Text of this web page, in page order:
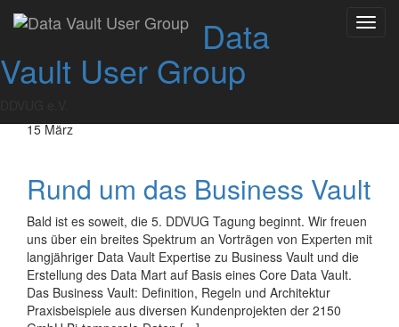
Data
Vault User Group
Tag:15. März 2017
15 März
Rund um das Business Vault
Bald ist es soweit, die 5. DDVUG Tagung beginnt. Wir freuen
uns über ein breites Spektrum an Vorträgen von Experten mit
langjähriger Data Vault Expertise zu Business Vault und die
Erstellung des Data Mart auf Basis eines Core Data Vault.
Das Business Vault: Definition, Regeln und Architektur
Praxisbeispiele aus diversen Kundenprojekten der 2150